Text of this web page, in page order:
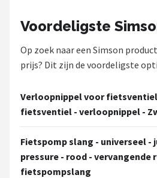
Voordeligste
Op zoek naar een Simson
prijs? Dit zijn de voordeligste
Verloopnippel voor
fietsventiel - verloopnippel -
Fietspomp slang - universeel -
pressure - rood - vervangende
fietspompslang